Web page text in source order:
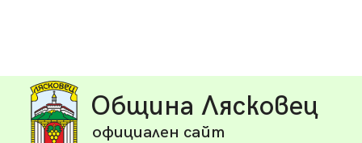
Община Лясковец
официален сайт